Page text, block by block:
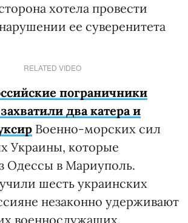
хотела провести
ее суверенитета
RELATED VIDEO
пограничники
два катера и
Военно-морских сил
Украины, которые
Одессы в Мариуполь.
шесть украинских
незаконно удерживают
военнослужащих.